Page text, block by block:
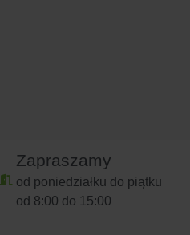
Zapraszamy
od poniedziałku do piątku
od 8:00 do 15:00